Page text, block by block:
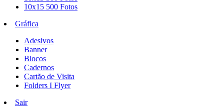
10x15 500 Fotos
Gráfica
Adesivos
Banner
Blocos
Cadernos
Cartão de Visita
Folders I Flyer
Sair